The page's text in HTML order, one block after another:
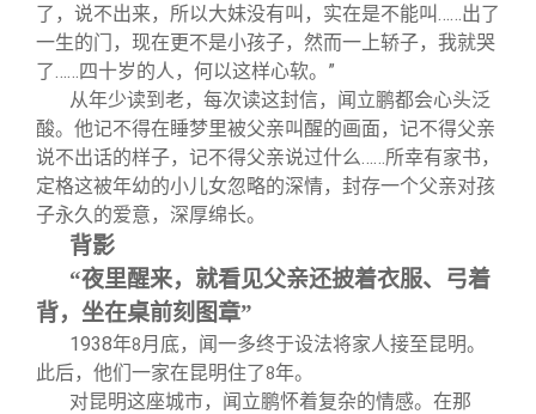
了，说不出来，所以大妹没有叫，实在是不能叫……出了
一生的门，现在更不是小孩子，然而一上轿子，我就哭
了……四十岁的人，何以这样心软。”
从年少读到老，每次读这封信，闻立鹏都会心头泛
酸。他记不得在睡梦里被父亲叫醒的画面，记不得父亲
说不出话的样子，记不得父亲说过什么……所幸有家书，
定格这被年幼的小儿女忽略的深情，封存一个父亲对孩
子永久的爱意，深厚绵长。
背影
“夜里醒来，就看见父亲还披着衣服、弓着
背，坐在桌前刻图章”
1938年8月底，闻一多终于设法将家人接至昆明。
此后，他们一家在昆明住了8年。
对昆明这座城市，闻立鹏怀着复杂的情感。在那